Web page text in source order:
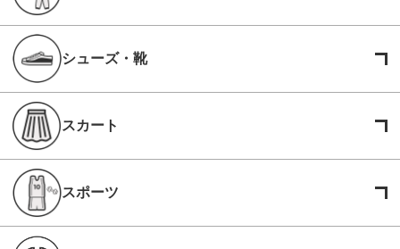
シューズ・靴
スカート
スポーツ